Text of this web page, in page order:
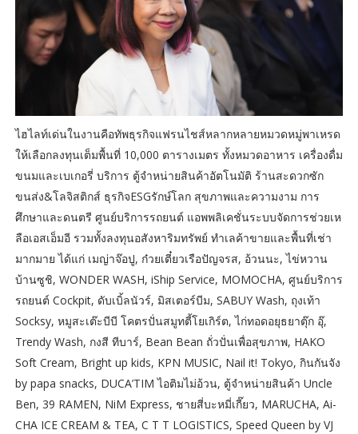
ไฮไลท์เด่นในงานคือทัพธุรกิจแฟรนไชส์หลากหลายหมวดหมู่พาเหรด
ให้เลือกลงทุนเต็มพื้นที่ 10,000 ตารางเมตร ทั้งหมวดอาหาร เครื่องดื่ม
ขนมและเบเกอรี่ บริการ ตู้จำหน่ายสินค้าอัตโนมัติ ร้านสะดวกซัก
ขนส่ง&โลจิสติกส์ ธุรกิจESGรักษ์โลก สุขภาพและความงาม การ
ศึกษาและดนตรี ศูนย์บริการรถยนต์ แอพพลิเคชั่นระบบจัดการช่วยเห
ลือเอสเอ็มอี รวมทั้งลงทุนอสังหาริมทรัพย์ ทำเลค้าขายและพื้นที่เช่า
มากมาย ได้แก่ เมญ่าจ๊อปู, ก๋วยเตี๋ยวเรือปัญจรส, อ้วนนะ, ไข่หวาน
บ้านซูชิ, WONDER WASH, iShip Service, MOMOCHA, ศูนย์บริการ
รถยนต์ Cockpit, ดับเบิ้ลนัวร์, มิสเตอร์บีม, SABUY Wash, ถุงเท้า
Socksy, หมูสะเต๊ะบีบี โคตรปั่นสมูทตี้โยเกิร์ต, ไก่ทอดอยุธยาตุ๊ก อุ๊,
Trendy Wash, กงสี ทีบาร์, Bean Bean ถั่วปั่นเพื่อสุขภาพ, HAKO
Soft Cream, Bright up kids, KPN MUSIC, Nail it! Tokyo, กินกันจัง
by papa snacks, DUCA’TIM ไอติมไม่อ้วน, ตู้จำหน่ายสินค้า Uncle
Ben, 39 RAMEN, NiM Express, ชายสี่บะหมี่เกี๊ยว, MARUCHA, Ai-
CHA ICE CREAM & TEA, C T T LOGISTICS, Speed Queen by VJ